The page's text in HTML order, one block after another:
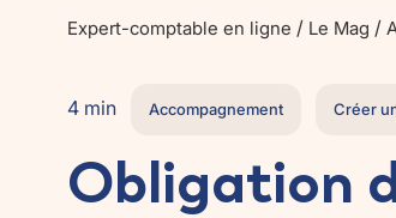
Expert-comptable en ligne / Le Mag /
4 min Accompagnement Créer
Obligation